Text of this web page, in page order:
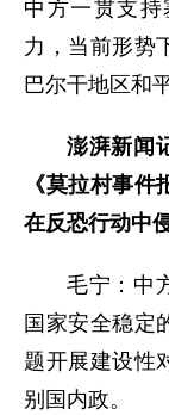
中方一贯支
力，当前形势
巴尔干地区和
澎湃新闻
《莫拉村事
在反恐行动中
毛宁：中
国家安全稳定
题开展建设性
别国内政。